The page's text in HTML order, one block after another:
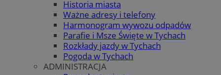
Historia miasta
Ważne adresy i telefony
Harmonogram wywozu odpadów
Parafie i Msze Święte w Tychach
Rozkłady jazdy w Tychach
Pogoda w Tychach
ADMINISTRACJA